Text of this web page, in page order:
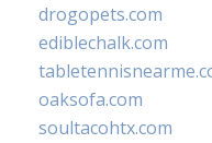
drogopets.com
ediblechalk.com
oaksofa.com
soultacohtx.com